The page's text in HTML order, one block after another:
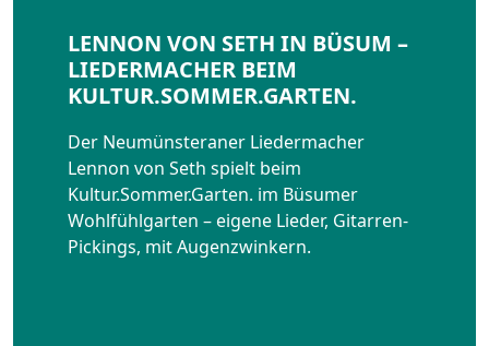
LENNON VON SETH IN BÜSUM –
LIEDERMACHER BEIM
KULTUR.SOMMER.GARTEN.
Der Neumünsteraner Liedermacher
Lennon von Seth spielt beim
Kultur.Sommer.Garten. im Büsumer
Wohlfühlgarten – eigene Lieder, Gitarren-
Pickings, mit Augenzwinkern.